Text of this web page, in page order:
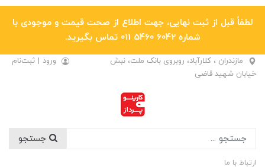
لطفاً قبل از ثبت نهایی، جهت اطلاع از صحت قیمت و موجودی با
شماره 6042 5460 011 تماس بگیرید.
مازندران ، کلارآباد، روبروی بانک ملت، نبش
خیابان شهید قاضی
ورود | ثبت‌نام
ارتباط با ما